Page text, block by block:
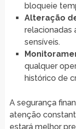
bloqueie
Alteração
relacionadas
sensíveis.
qualquer
histórico de
A segurança
atenção
estará melhor